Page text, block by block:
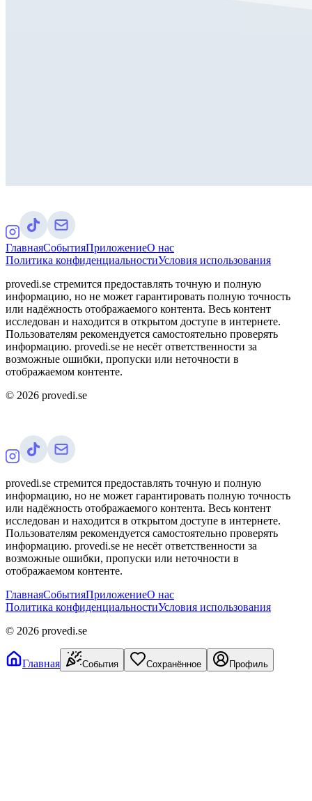
ГлавнаяСобытияПриложениеО нас
Политика конфиденциальностиУсловия использования
provedi.se стремится предоставлять точную и полную
информацию, но не может гарантировать полную точность
или надёжность отображаемого контента. Весь контент
исследован и находится в открытом доступе в интернете.
Пользователям рекомендуется самостоятельно проверять
информацию. provedi.se не несёт ответственности за
возможные ошибки, пропуски или неточности в
отображаемом контенте.
© 2026 provedi.se
provedi.se стремится предоставлять точную и полную
информацию, но не может гарантировать полную точность
или надёжность отображаемого контента. Весь контент
исследован и находится в открытом доступе в интернете.
Пользователям рекомендуется самостоятельно проверять
информацию. provedi.se не несёт ответственности за
возможные ошибки, пропуски или неточности в
отображаемом контенте.
ГлавнаяСобытияПриложениеО нас
Политика конфиденциальностиУсловия использования
© 2026 provedi.se
Главная События Сохранённое Профиль